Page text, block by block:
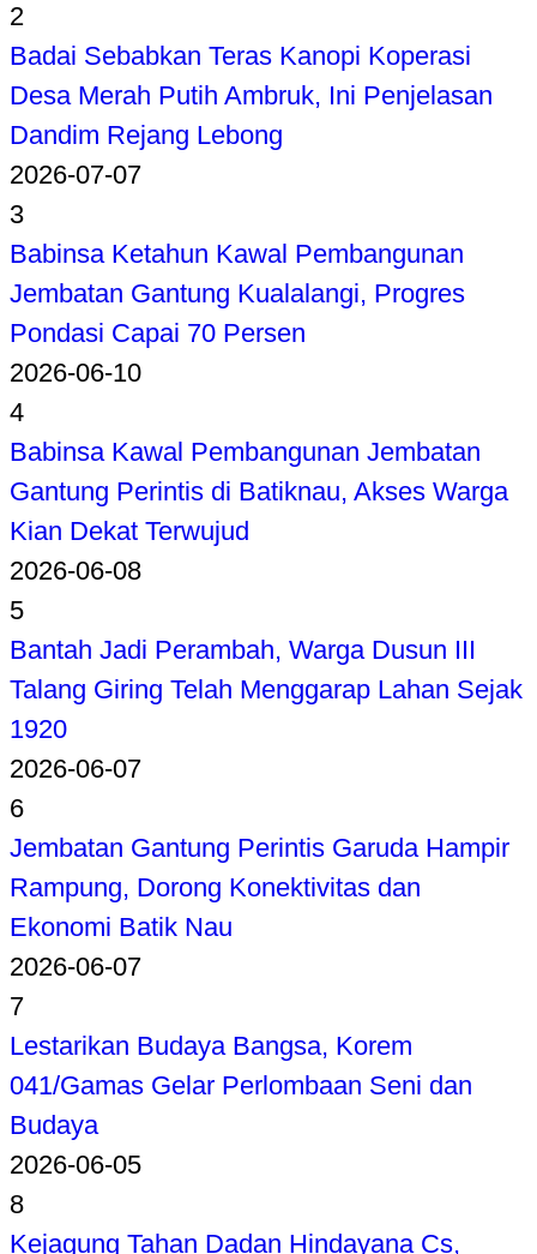
2
Badai Sebabkan Teras Kanopi Koperasi
Desa Merah Putih Ambruk, Ini Penjelasan
Dandim Rejang Lebong
2026-07-07
3
Babinsa Ketahun Kawal Pembangunan
Jembatan Gantung Kualalangi, Progres
Pondasi Capai 70 Persen
2026-06-10
4
Babinsa Kawal Pembangunan Jembatan
Gantung Perintis di Batiknau, Akses Warga
Kian Dekat Terwujud
2026-06-08
5
Bantah Jadi Perambah, Warga Dusun III
Talang Giring Telah Menggarap Lahan Sejak
1920
2026-06-07
6
Jembatan Gantung Perintis Garuda Hampir
Rampung, Dorong Konektivitas dan
Ekonomi Batik Nau
2026-06-07
7
Lestarikan Budaya Bangsa, Korem
041/Gamas Gelar Perlombaan Seni dan
Budaya
2026-06-05
8
Kejagung Tahan Dadan Hindayana Cs,